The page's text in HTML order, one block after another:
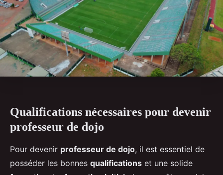
Qualifications nécessaires pour devenir
professeur de dojo
Pour devenir professeur de dojo, il est essentiel de
posséder les bonnes qualifications et une solide